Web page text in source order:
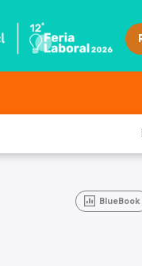
BlueBook